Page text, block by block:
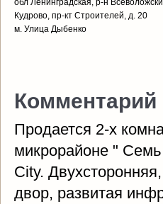
обл Ленинградская, р-н
Кудрово, пр-кт Строителей, д. 20
м. Улица Дыбенко
Комментарий
Продается 2-х
микрорайоне " Семь
City.
двор, развитая